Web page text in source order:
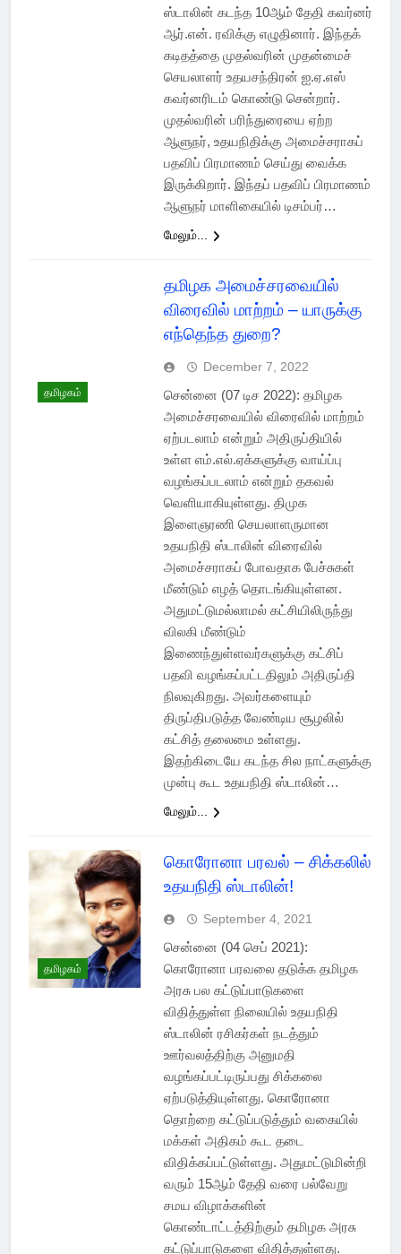
ஸ்டாலின் கடந்த 10ஆம் தேதி கவர்னர்
ஆர்.என். ரவிக்கு எழுதினார். இந்தக்
கடிதத்தை முதல்வரின் முதன்மைச்
செயலாளர் உதயசந்திரன் ஐ.ஏ.எஸ்
கவர்னரிடம் கொண்டு சென்றார்.
முதல்வரின் பரிந்துரையை ஏற்ற
ஆளுநர், உதயநிதிக்கு அமைச்சராகப்
பதவிப் பிரமாணம் செய்து வைக்க
இருக்கிறார். இந்தப் பதவிப் பிரமாணம்
ஆளுநர் மாளிகையில் டிசம்பர்…
மேலும்...
தமிழகம்
தமிழக அமைச்சரவையில்
விரைவில் மாற்றம் – யாருக்கு
எந்தெந்த துறை?
December 7, 2022
சென்னை (07 டிச 2022): தமிழக
அமைச்சரவையில் விரைவில் மாற்றம்
ஏற்படலாம் என்றும் அதிருப்தியில்
உள்ள எம்.எல்.ஏக்களுக்கு வாய்ப்பு
வழங்கப்படலாம் என்றும் தகவல்
வெளியாகியுள்ளது. திமுக
இளைஞரணி செயலாளருமான
உதயநிதி ஸ்டாலின் விரைவில்
அமைச்சராகப் போவதாக பேச்சுகள்
மீண்டும் எழத் தொடங்கியுள்ளன.
அதுமட்டுமல்லாமல் கட்சியிலிருந்து
விலகி மீண்டும்
இணைந்துள்ளவர்களுக்கு கட்சிப்
பதவி வழங்கப்பட்டதிலும் அதிருப்தி
நிலவுகிறது. அவர்களையும்
திருப்திபடுத்த வேண்டிய சூழலில்
கட்சித் தலைமை உள்ளது.
இதற்கிடையே கடந்த சில நாட்களுக்கு
முன்பு கூட உதயநிதி ஸ்டாலின்…
மேலும்...
தமிழகம்
கொரோனா பரவல் – சிக்கலில்
உதயநிதி ஸ்டாலின்!
September 4, 2021
சென்னை (04 செப் 2021):
கொரோனா பரவலை தடுக்க தமிழக
அரசு பல கட்டுப்பாடுகளை
விதித்துள்ள நிலையில் உதயநிதி
ஸ்டாலின் ரசிகர்கள் நடத்தும்
ஊர்வலத்திற்கு அனுமதி
வழங்கப்பட்டிருப்பது சிக்கலை
ஏற்படுத்தியுள்ளது. கொரோனா
தொற்றை கட்டுப்படுத்தும் வகையில்
மக்கள் அதிகம் கூட தடை
விதிக்கப்பட்டுள்ளது. அதுமட்டுமின்றி
வரும் 15ஆம் தேதி வரை பல்வேறு
சமய விழாக்களின்
கொண்டாட்டத்திற்கும் தமிழக அரசு
கட்டுப்பாடுகளை விதித்துள்ளது.